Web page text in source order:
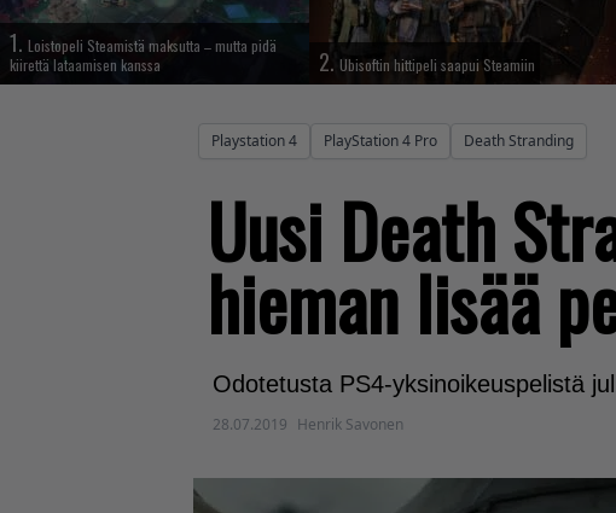
1. Loistopeli Steamistä maksutta – mutta pidä
kiirettä lataamisen kanssa
2. Ubisoftin hittipeli saapui Steamiin
Playstation 4 PlayStation 4 Pro Death Stranding
Uusi Death
hieman lisää
Odotetusta PS4-yksinoikeuspelistä
28.07.2019 Henrik Savonen